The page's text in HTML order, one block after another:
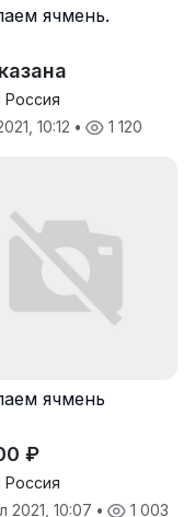
ячмень.
Россия
10:12 • 1 120
ячмень
₽
Россия
2021, 10:07 • 1 003